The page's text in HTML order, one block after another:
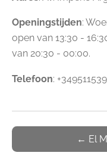
Openingstijden:
open van 13:30 -
van 20:30 - 00:00.
Telefoon:
← El